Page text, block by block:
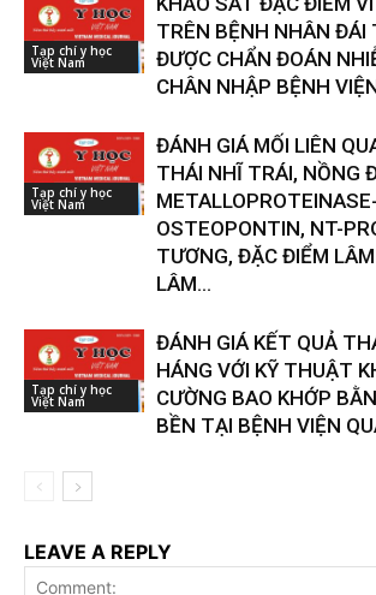
Tạp chí y học
Việt Nam
TRÊN BỆNH NHÂN ĐÁI
ĐƯỢC CHẨN ĐOÁN
CHÂN NHẬP BỆNH
Tạp chí y học
Việt Nam
ĐÁNH GIÁ MỐI LIÊN
THÁI NHĨ TRÁI, NỒNG
OSTEOPONTIN, NT-
TƯƠNG, ĐẶC ĐIỂM
LÂM...
Tạp chí y học
Việt Nam
ĐÁNH GIÁ KẾT QUẢ
HÁNG VỚI KỸ THUẬT
CƯỜNG BAO KHỚP
BỀN TẠI BỆNH VIỆN
LEAVE A REPLY